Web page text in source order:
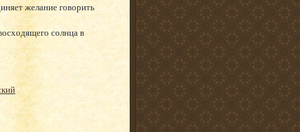
желание говорить
солнца в